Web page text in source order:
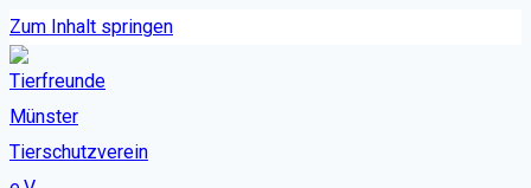
Zum Inhalt springen